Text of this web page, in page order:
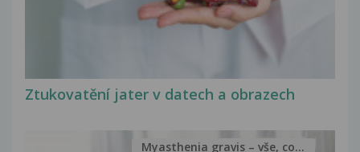
Ztukovatění jater v datech a obrazech
Myasthenia gravis – vše, co...